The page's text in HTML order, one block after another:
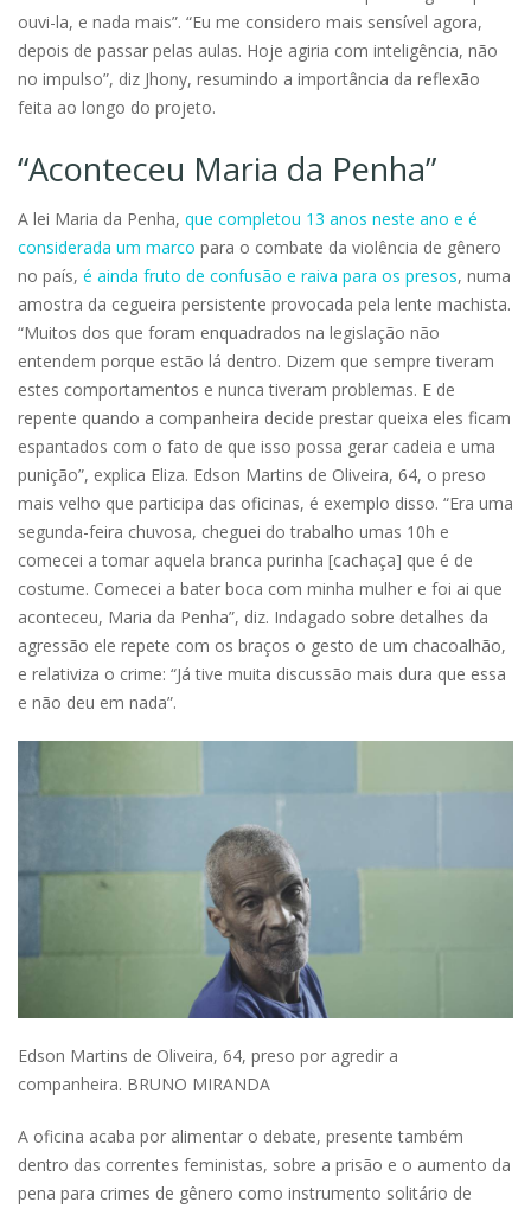
ouvi-la, e nada mais”. “Eu me considero mais sensível agora,
depois de passar pelas aulas. Hoje agiria com inteligência, não
no impulso”, diz Jhony, resumindo a importância da reflexão
feita ao longo do projeto.
“Aconteceu Maria da Penha”
A lei Maria da Penha, que completou 13 anos neste ano e é
considerada um marco para o combate da violência de gênero
no país, é ainda fruto de confusão e raiva para os presos, numa
amostra da cegueira persistente provocada pela lente machista.
“Muitos dos que foram enquadrados na legislação não
entendem porque estão lá dentro. Dizem que sempre tiveram
estes comportamentos e nunca tiveram problemas. E de
repente quando a companheira decide prestar queixa eles ficam
espantados com o fato de que isso possa gerar cadeia e uma
punição”, explica Eliza. Edson Martins de Oliveira, 64, o preso
mais velho que participa das oficinas, é exemplo disso. “Era uma
segunda-feira chuvosa, cheguei do trabalho umas 10h e
comecei a tomar aquela branca purinha [cachaça] que é de
costume. Comecei a bater boca com minha mulher e foi ai que
aconteceu, Maria da Penha”, diz. Indagado sobre detalhes da
agressão ele repete com os braços o gesto de um chacoalhão,
e relativiza o crime: “Já tive muita discussão mais dura que essa
e não deu em nada”.
Edson Martins de Oliveira, 64, preso por agredir a
companheira. BRUNO MIRANDA
A oficina acaba por alimentar o debate, presente também
dentro das correntes feministas, sobre a prisão e o aumento da
pena para crimes de gênero como instrumento solitário de